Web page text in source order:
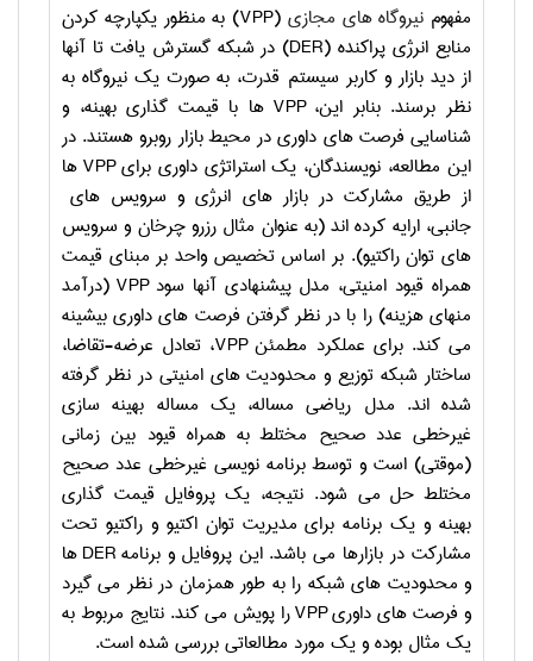
مفهوم نیروگاه های مجازی (
VPP) به منظور یکپارچه کردن
منابع انرژی پراکنده (DER) در شبکه گسترش یافت تا آنها
از دید بازار و کاربر سیستم قدرت، به صورت یک نیروگاه به
نظر برسند. بنابر این،VPP ها با قیمت گذاری بهینه، و
شناسایی فرصت های داوری در محیط بازار روبرو هستند. در
این مطالعه، نویسندگان، یک استراتژی داوری برایVPPها
از طریق مشارکت در بازار های انرژی و سرویس های
جانبی، ارایه کرده اند (به عنوان مثال رزرو چرخان و سرویس
های توان راکتیو). بر اساس تخصیص واحد بر مبنای قیمت
همراه قیود امنیتی، مدل پیشنهادی آنها سودVPP (درآمد
منهای هزینه) را با در نظر گرفتن فرصت های داوری بیشینه
می کند. برای عملکرد مطمئنVPP، تعادل عرضه-تقاضا،
ساختار شبکه توزیع و محدودیت های امنیتی در نظر گرفته
شده اند. مدل ریاضی مساله، یک مساله بهینه سازی
غیرخطی عدد صحیح مختلط به همراه قیود بین زمانی
(موقتی) است و توسط برنامه نویسی غیرخطی عدد صحیح
مختلط حل می شود. نتیجه، یک پروفایل قیمت گذاری
بهینه و یک برنامه برای مدیریت توان اکتیو و راکتیو تحت
مشارکت در بازارها می باشد. این پروفایل و برنامهDERها
و محدودیت های شبکه را به طور همزمان در نظر می گیرد
و فرصت های داوریVPPرا پویش می کند. نتایج مربوط به
یک مثال بوده و یک مورد مطالعاتی بررسی شده است.